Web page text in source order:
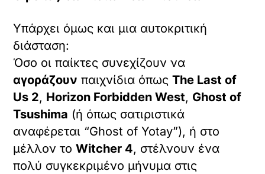
Υπάρχει όμως και μια αυτοκριτική
διάσταση:
Όσο οι παίκτες συνεχίζουν να
αγοράζουν παιχνίδια όπωςThe Last of
Us 2, Horizon Forbidden West, Ghost of
Tsushima (ή όπως σατιριστικά
αναφέρεται “Ghost of Yotay”), ή στο
μέλλον τοWitcher 4, στέλνουν ένα
πολύ συγκεκριμένο μήνυμα στις